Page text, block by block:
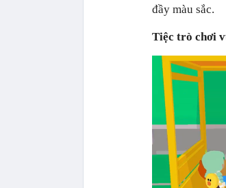
đầy màu sắc.
Tiệc trò chơi